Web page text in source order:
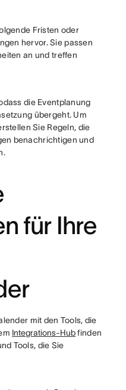
Fristen oder
hervor. Sie passen
an und treffen
die Eventplanung
übergeht. Um
Sie Regeln, die
benachrichtigen und
für Ihre
mit den Tools, die
Integrations-Hubfinden
Tools, die Sie